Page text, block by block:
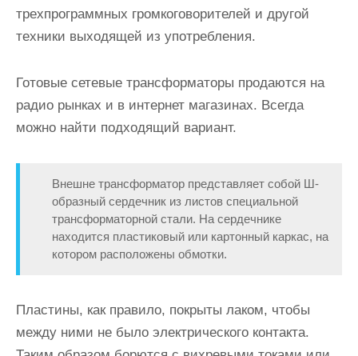
трехпрограммных громкоговорителей и другой
техники выходящей из употребления.
Готовые сетевые трансформаторы продаются на
радио рынках и в интернет магазинах. Всегда
можно найти подходящий вариант.
Внешне трансформатор представляет собой Ш-
образный сердечник из листов специальной
трансформаторной стали. На сердечнике
находится пластиковый или картонный каркас, на
котором расположены обмотки.
Пластины, как правило, покрыты лаком, чтобы
между ними не было электрического контакта.